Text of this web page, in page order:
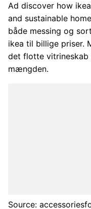
Ad discover how
and sustainable
både messing og
ikea til billige priser.
det flotte vitrineskab
mængden.
Source: